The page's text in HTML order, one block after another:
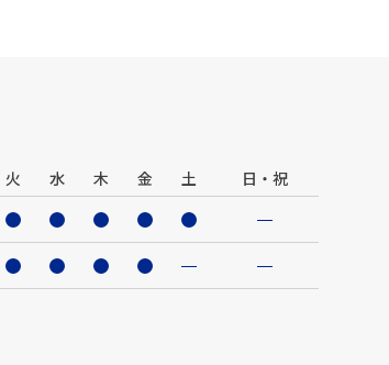
火 水 木 金 土
日・祝